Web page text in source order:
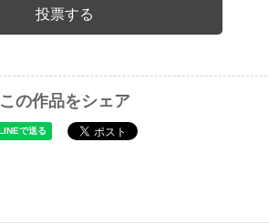
投票する
この作品をシェア